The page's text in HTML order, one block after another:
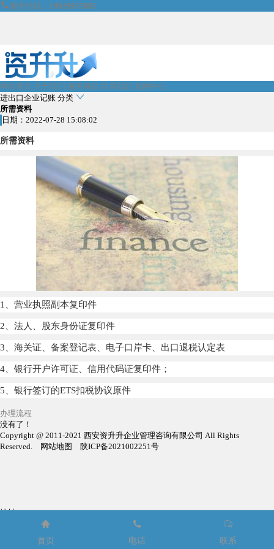
服务热线： 19929955805
网站首页 关于我们 服务项目 联系我们 新闻中心
进出口企业记账 分类 
所需资料
日期：2022-07-28 15:08:02
所需资料
1、营业执照副本复印件
2、法人、股东身份证复印件
3、海关证、备案登记表、电子口岸卡、出口退税认定表
4、银行开户许可证、信用代码证复印件；
5、银行签订的ETS扣税协议原件
办理流程
没有了！
Copyright @ 2011-2021 西安资升升企业管理咨询有限公司 All Rights
Reserved. 网站地图 陕ICP备2021002251号

首页

电话

联系
地址：{dede:myad name='dizhi'/}